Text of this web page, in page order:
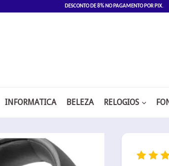
DESCONTO DE 8% NO PAGAMENTO POR PIX.
INFORMATICA BELEZA RELOGIOS